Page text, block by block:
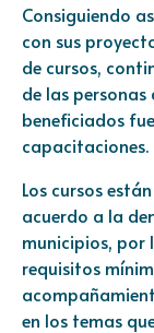
Consiguiendo
con sus
de cursos,
de las
beneficiados
capacitaciones.
Los cursos
acuerdo a la
municipios, por
requisitos
en los temas